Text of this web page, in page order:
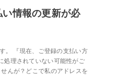
い情報の更新が必
。 『現在、ご登録の支払い方
処理されていない可能性がご
んが？どこで私のアドレスを